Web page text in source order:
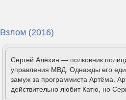
Взлом (2016)
Сергей Алёхин — полковник
управления МВД. Однажды его
замуж за программиста Артёма.
действительно любит Катю, но